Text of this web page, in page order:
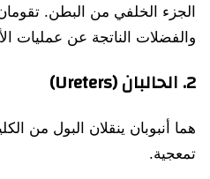
الجزء الخلفي من البطن.
والفضلات الناتجة عن عمليات
2. الحالبان (Ureters)
هما أنبوبان ينقلان البول من
تمعجية.